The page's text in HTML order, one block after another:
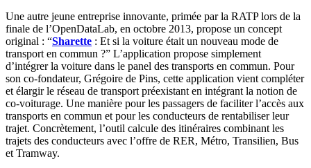
Une autre jeune entreprise innovante, primée par la RATP lors de la
finale de l’OpenDataLab, en octobre 2013, propose un concept
original : “Sharette : Et si la voiture était un nouveau mode de
transport en commun ?” L’application propose simplement
d’intégrer la voiture dans le panel des transports en commun. Pour
son co-fondateur, Grégoire de Pins, cette application vient compléter
et élargir le réseau de transport préexistant en intégrant la notion de
co-voiturage. Une manière pour les passagers de faciliter l’accès aux
transports en commun et pour les conducteurs de rentabiliser leur
trajet. Concrètement, l’outil calcule des itinéraires combinant les
trajets des conducteurs avec l’offre de RER, Métro, Transilien, Bus
et Tramway.